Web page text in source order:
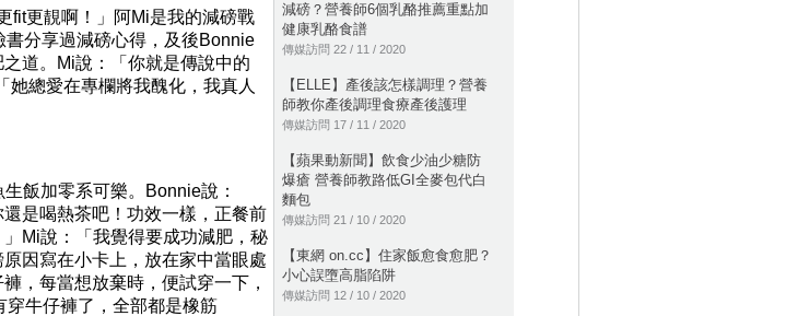
fit更靚啊！」阿Mi是我的減磅戰
分享過減磅心得，及後Bonnie
道。Mi說：「你就是傳說中的
總愛在專欄將我醜化，我真人
飯加零系可樂。Bonnie說：
是喝熱茶吧！功效一樣，正餐前
Mi說：「我覺得要成功減肥，秘
因寫在小卡上，放在家中當眼處
，每當想放棄時，便試穿一下，
牛仔褲了，全部都是橡筋
減磅？營養師6個乳酪推薦重點加
健康乳酪食譜
傳媒訪問 22 / 11 / 2020
【ELLE】產後該怎樣調理？營養
師教你產後調理食療產後護理
傳媒訪問 17 / 11 / 2020
【蘋果動新聞】飲食少油少糖防
爆瘡 營養師教路低GI全麥包代白
麵包
傳媒訪問 21 / 10 / 2020
【東網 on.cc】住家飯愈食愈肥？
小心誤墮高脂陷阱
傳媒訪問 12 / 10 / 2020